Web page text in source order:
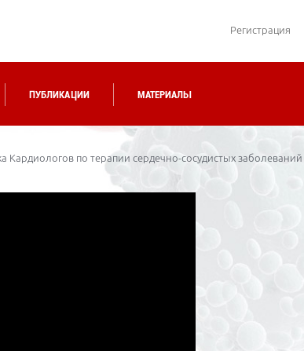
Регистрация
ПУБЛИКАЦИИ МАТЕРИАЛЫ
по терапии сердечно-сосудистых заболеваний